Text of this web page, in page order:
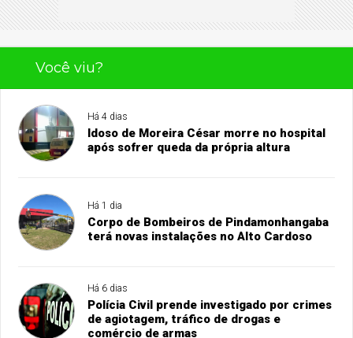
Você viu?
Há 4 dias
Idoso de Moreira César morre no hospital
após sofrer queda da própria altura
Há 1 dia
Corpo de Bombeiros de Pindamonhangaba
terá novas instalações no Alto Cardoso
Há 6 dias
Polícia Civil prende investigado por crimes
de agiotagem, tráfico de drogas e
comércio de armas